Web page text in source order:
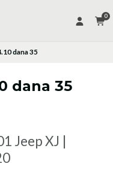
0
dana 35
dana 35
Jeep XJ |